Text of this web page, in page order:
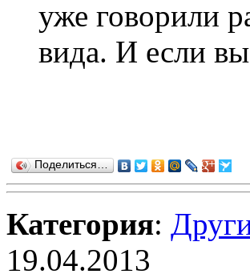
уже говорили
вида. И если вы
Поделиться…
Категория:
19.04.2013